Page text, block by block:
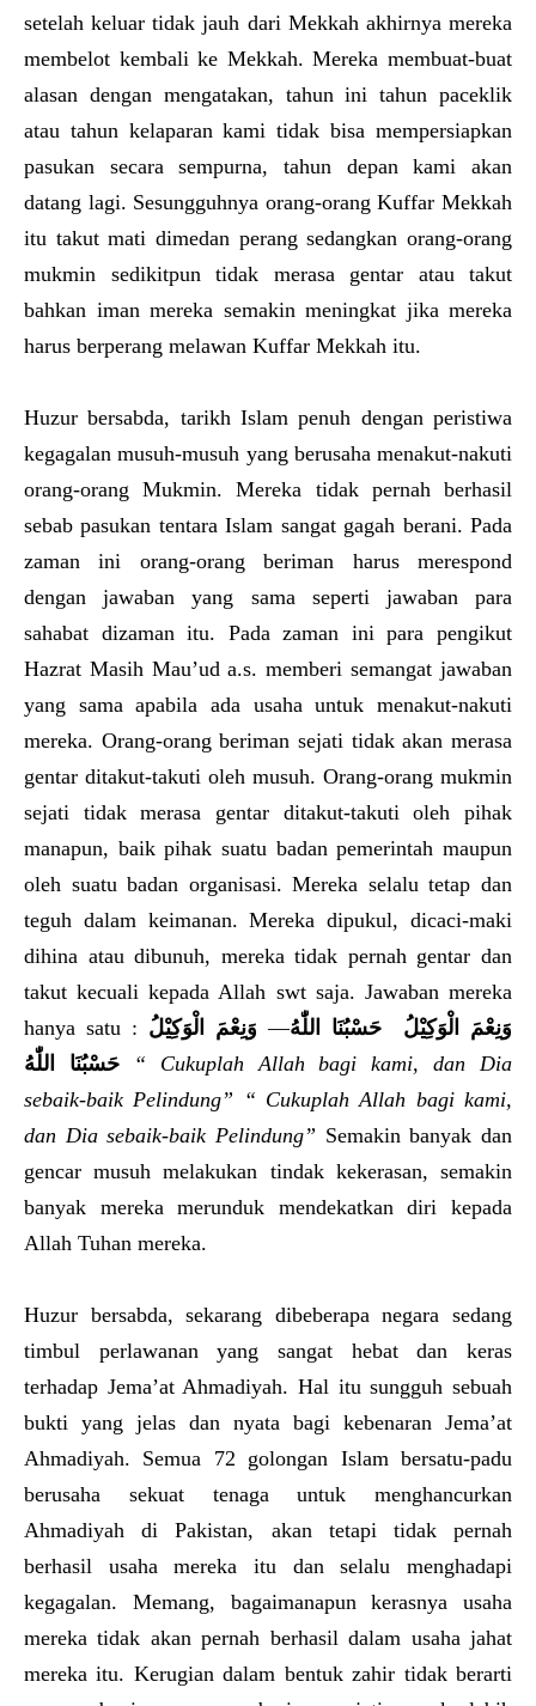
setelah keluar tidak jauh dari Mekkah akhirnya mereka
membelot kembali ke Mekkah. Mereka membuat-buat
alasan dengan mengatakan, tahun ini tahun paceklik
atau tahun kelaparan kami tidak bisa mempersiapkan
pasukan secara sempurna, tahun depan kami akan
datang lagi. Sesungguhnya orang-orang Kuffar Mekkah
itu takut mati dimedan perang sedangkan orang-orang
mukmin sedikitpun tidak merasa gentar atau takut
bahkan iman mereka semakin meningkat jika mereka
harus berperang melawan Kuffar Mekkah itu.
Huzur bersabda, tarikh Islam penuh dengan peristiwa
kegagalan musuh-musuh yang berusaha menakut-nakuti
orang-orang Mukmin. Mereka tidak pernah berhasil
sebab pasukan tentara Islam sangat gagah berani. Pada
zaman ini orang-orang beriman harus merespond
dengan jawaban yang sama seperti jawaban para
sahabat dizaman itu. Pada zaman ini para pengikut
Hazrat Masih Mau’ud a.s. memberi semangat jawaban
yang sama apabila ada usaha untuk menakut-nakuti
mereka. Orang-orang beriman sejati tidak akan merasa
gentar ditakut-takuti oleh musuh. Orang-orang mukmin
sejati tidak merasa gentar ditakut-takuti oleh pihak
manapun, baik pihak suatu badan pemerintah maupun
oleh suatu badan organisasi. Mereka selalu tetap dan
teguh dalam keimanan. Mereka dipukul, dicaci-maki
dihina atau dibunuh, mereka tidak pernah gentar dan
takut kecuali kepada Allah swt saja. Jawaban mereka
hanya satu :
وَنِعْمَ الْوَكِيْلُ حَسْبُنَا اللّٰهُ— وَنِعْمَ الْوَكِيْلُ
حَسْبُنَا اللّٰهُ
“ Cukuplah Allah bagi kami, dan Dia
sebaik-baik Pelindung” “ Cukuplah Allah bagi kami,
dan Dia sebaik-baik Pelindung” Semakin banyak dan
gencar musuh melakukan tindak kekerasan, semakin
banyak mereka merunduk mendekatkan diri kepada
Allah Tuhan mereka.
Huzur bersabda, sekarang dibeberapa negara sedang
timbul perlawanan yang sangat hebat dan keras
terhadap Jema’at Ahmadiyah. Hal itu sungguh sebuah
bukti yang jelas dan nyata bagi kebenaran Jema’at
Ahmadiyah. Semua 72 golongan Islam bersatu-padu
berusaha sekuat tenaga untuk menghancurkan
Ahmadiyah di Pakistan, akan tetapi tidak pernah
berhasil usaha mereka itu dan selalu menghadapi
kegagalan. Memang, bagaimanapun kerasnya usaha
mereka tidak akan pernah berhasil dalam usaha jahat
mereka itu. Kerugian dalam bentuk zahir tidak berarti